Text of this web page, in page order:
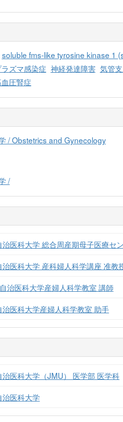
soluble fms-like tyrosine kinase 1
ズマ感染症 神経発達障害 気管
圧腎症
/ Obstetrics and Gynecology
/
治医科大学 総合周産期母子医療セ
治医科大学 産科婦人科学講座 准教
治医科大学産婦人科学教室 講師
治医科大学産婦人科学教室 助手
治医科大学（JMU） 医学部 医学科
治医科大学